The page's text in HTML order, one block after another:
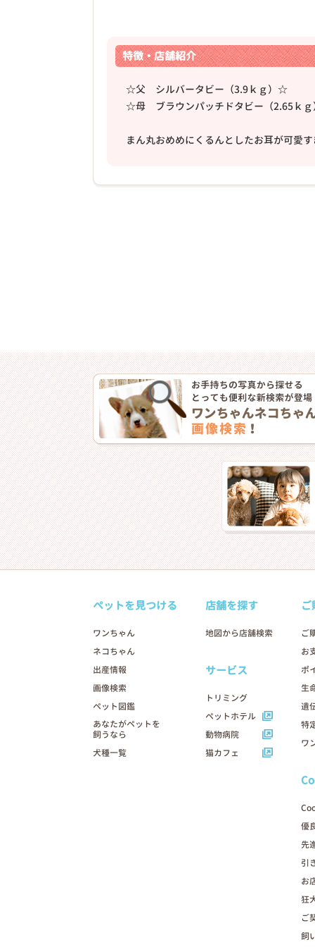
特徴・店舗紹介
☆父 シルバータビー（3.9ｋｇ）☆
☆母 ブラウンパッチドタビー（2.65ｋ
まん丸おめめにくるんとしたお耳が可愛
ペットを見つける
ワンちゃん
ネコちゃん
出産情報
画像検索
ペット図鑑
あなたがペットを
飼うなら
犬種一覧
店舗を探す
地図から店舗検索
サービス
トリミング
ペットホテル
動物病院
猫カフェ
ご
お
ポ
生
遺
特
ワ
優
先
引
お
狂
ご
飼